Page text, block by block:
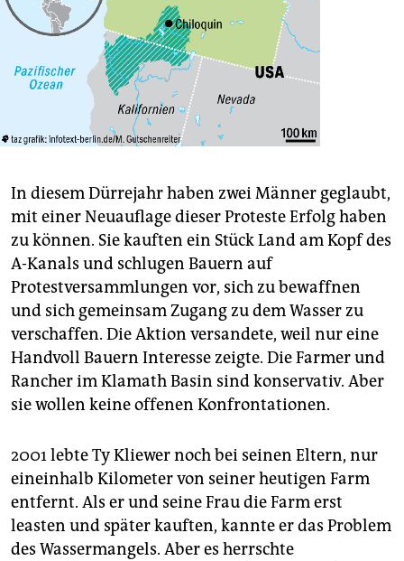
In diesem Dürrejahr haben zwei Männer geglaubt,
mit einer Neuauflage dieser Proteste Erfolg haben
zu können. Sie kauften ein Stück Land am Kopf des
A-Kanals und schlugen Bauern auf
Protestversammlungen vor, sich zu bewaffnen
und sich gemeinsam Zugang zu dem Wasser zu
verschaffen. Die Aktion versandete, weil nur eine
Handvoll Bauern Interesse zeigte. Die Farmer und
Rancher im Klamath Basin sind konservativ. Aber
sie wollen keine offenen Konfrontationen.
2001 lebte Ty Kliewer noch bei seinen Eltern, nur
eineinhalb Kilometer von seiner heutigen Farm
entfernt. Als er und seine Frau die Farm erst
leasten und später kauften, kannte er das Pro­blem
des Wassermangels. Aber es herrschte